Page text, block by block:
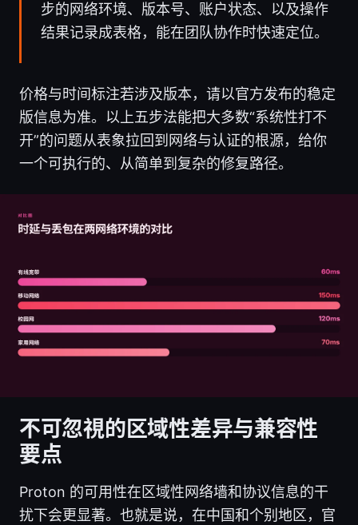
步的网络环境、版本号、账户状态、以及操作
结果记录成表格，能在团队协作时快速定位。
价格与时间标注若涉及版本，请以官方发布的稳定
版信息为准。以上五步法能把大多数“系统性打不
开”的问题从表象拉回到网络与认证的根源，给你
一个可执行的、从简单到复杂的修复路径。
不可忽視的区域性差异与兼容性
要点
Proton 的可用性在区域性网络墙和协议信息的干
扰下会更显著。也就是说，在中国和个别地区，官